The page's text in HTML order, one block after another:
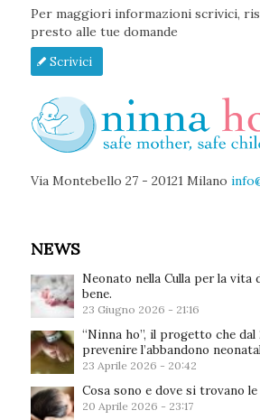
Per maggiori informazioni scrivici,
presto alle tue domande
Scrivici
Via Montebello 27 - 20121 Milano
NEWS
Neonato nella Culla per la vita
bene.
23 Giugno 2026 - 21:16
“Ninna ho”, il progetto che dal
prevenire l’abbandono
23 Aprile 2026 - 20:42
Cosa sono e dove si trovano le
20 Aprile 2026 - 23:17